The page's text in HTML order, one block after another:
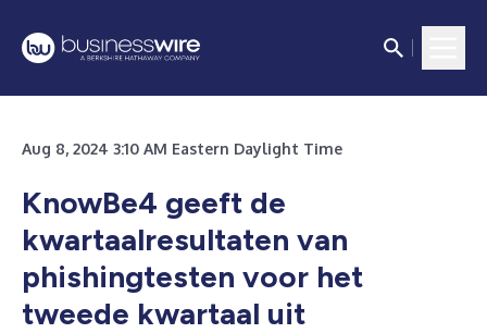
Aug 8, 2024 3:10 AM Eastern Daylight Time
KnowBe4 geeft de
kwartaalresultaten van
phishingtesten voor het
tweede kwartaal uit